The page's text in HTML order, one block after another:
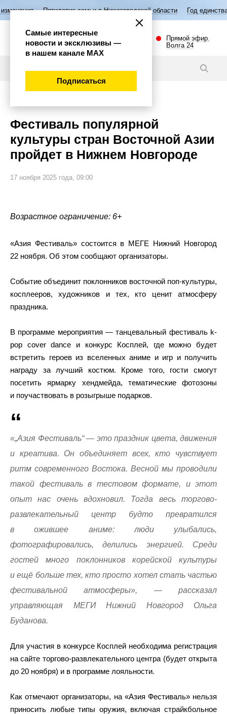
Пятилетие семьи в Нижегородской области Год единства народов
Прямой эфир.
Волга 24
Фестиваль популярной
культуры стран Восточной Азии
пройдет в Нижнем Новгороде
17 ноября 2025 года, 09:00
Возрастное ограничение: 6+
«Азия Фестиваль» состоится в МЕГЕ Нижний Новгород
22 ноября. Об этом сообщают организаторы.
Событие объединит поклонников восточной поп-культуры,
косплееров, художников и тех, кто ценит атмосферу
праздника.
В программе мероприятия — танцевальный фестиваль k-
pop cover dance и конкурс Косплей, где можно будет
встретить героев из вселенных аниме и игр и получить
награду за лучший костюм. Кроме того, гости смогут
посетить ярмарку хендмейда, тематические фотозоны
и поучаствовать в розыгрыше подарков.
«„Азия Фестиваль“ — это праздник цвета, движения
и креатива. Он объединяет всех, кто чувствует
ритм современного Востока. Весной мы проводили
такой фестиваль в тестовом формате, и этот
опыт нас очень вдохновил. Тогда весь торгово-
развлекательный центр будто превратился
в ожившее аниме: люди улыбались,
фотографировались, делились энергией. Среди
гостей много поклонников корейской культуры
и ещё больше тех, кто просто хотел стать частью
фестивальной атмосферы», — рассказал
управляющая МЕГИ Нижний Новгород Ольга
Буданова.
Для участия в конкурсе Косплей необходима регистрация
на сайте торгово-развлекательного центра (будет открыта
до 20 ноября) и в программе лояльности.
Как отмечают организаторы, на «Азия Фестиваль» нельзя
приносить любые типы оружия, включая страйкбольное
Самые интересные
новости и эксклюзивы —
в нашем канале МАХ
Подписаться